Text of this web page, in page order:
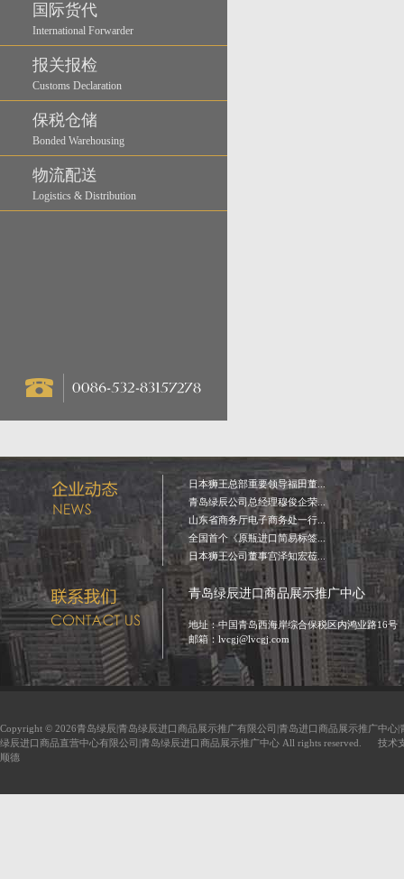
国际货代
International Forwarder
报关报检
Customs Declaration
保税仓储
Bonded Warehousing
物流配送
Logistics & Distribution
日本狮王总部重要领导福田董...
青岛绿辰公司总经理穆俊企荣...
山东省商务厅电子商务处一行...
全国首个《原瓶进口简易标签...
日本狮王公司董事宫泽知宏莅...
青岛绿辰进口商品展示推广中心
地址：中国青岛西海岸综合保税区内鸿业路16号
邮箱：lvcgj@lvcgj.com
Copyright © 2026青岛绿辰|青岛绿辰进口商品展示推广有限公司|青岛进口商品展示推广中心|
绿辰进口商品直营中心有限公司|青岛绿辰进口商品展示推广中心 All rights reserved. 技术
顺德